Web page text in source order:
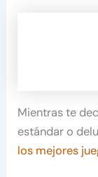
Mientras te
estándar o
los mejores